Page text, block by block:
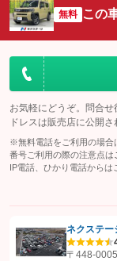
無料 この
お気軽にどうぞ。問合
ドレスは販売店に公開さ
※無料電話をご利用の場合
番号ご利用の際の注意点は
IP電話、ひかり電話からは
【STEP1】認証画面で
ネクステ
〒448-